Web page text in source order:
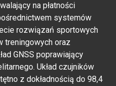
na płatności
systemów
rozwiązań sportowych
treningowych oraz
GNSS poprawiający
Układ czujników
z dokładnością do 98,4